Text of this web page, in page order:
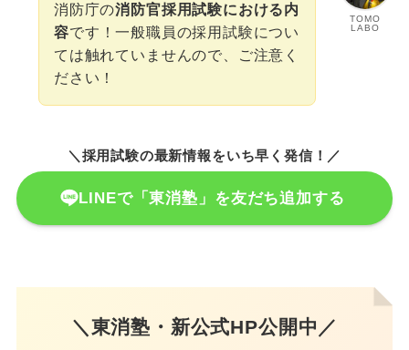
TOMO
LABO
消防庁の消防官採用試験における内
容です！一般職員の採用試験につい
ては触れていませんので、ご注意く
ださい！
＼採用試験の最新情報をいち早く発信！／
LINEで「東消塾」を友だち追加する
＼東消塾・新公式HP公開中／